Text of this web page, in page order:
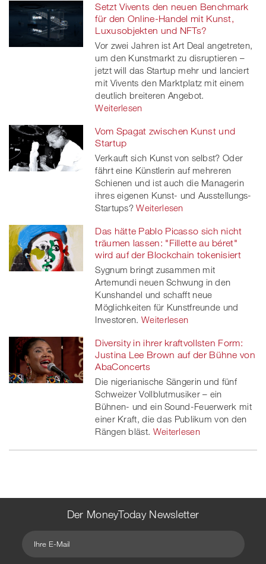
Setzt Vivents den neuen Benchmark
für den Online-Handel mit Kunst,
Luxusobjekten und NFTs?
Vor zwei Jahren ist Art Deal angetreten,
um den Kunstmarkt zu disruptieren –
jetzt will das Startup mehr und lanciert
mit Vivents den Marktplatz mit einem
deutlich breiteren Angebot.
Weiterlesen
Vom Spagat zwischen Kunst und
Startup
Verkauft sich Kunst von selbst? Oder
fährt eine Künstlerin auf mehreren
Schienen und ist auch die Managerin
ihres eigenen Kunst- und Ausstellungs-
Startups? Weiterlesen
Das hätte Pablo Picasso sich nicht
träumen lassen: "Fillette au béret"
wird auf der Blockchain tokenisiert
Sygnum bringt zusammen mit
Artemundi neuen Schwung in den
Kunshandel und schafft neue
Möglichkeiten für Kunstfreunde und
Investoren. Weiterlesen
Diversity in ihrer kraftvollsten Form:
Justina Lee Brown auf der Bühne von
AbaConcerts
Die nigerianische Sängerin und fünf
Schweizer Vollblutmusiker – ein
Bühnen- und ein Sound-Feuerwerk mit
einer Kraft, die das Publikum von den
Rängen bläst. Weiterlesen
Der MoneyToday Newsletter